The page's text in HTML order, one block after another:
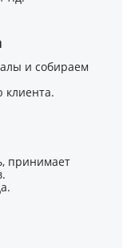
и собираем
клиента.
принимает